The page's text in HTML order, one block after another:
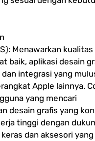
Menawarkan kualitas
baik, aplikasi desain
integrasi yang
Apple lainnya.
yang mencari
desain grafis yang
tinggi dengan
dan aksesori yang